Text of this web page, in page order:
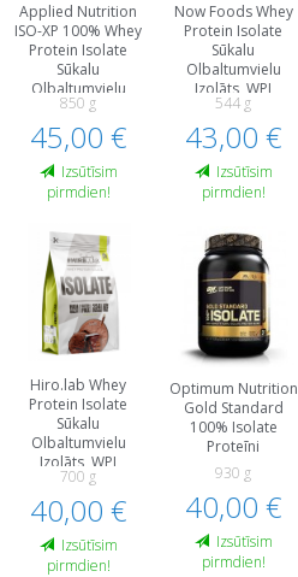
Applied Nutrition
ISO-XP 100% Whey
Protein Isolate
Sūkalu
Olbaltumvielu
Izolāts, WPI
Proteīni
850 g
45,00 €
Izsūtīsim
pirmdien!
Now Foods Whey
Protein Isolate
Sūkalu
Olbaltumvielu
Izolāts, WPI
Proteīni
544 g
43,00 €
Izsūtīsim
pirmdien!
Hiro.lab Whey
Protein Isolate
Sūkalu
Olbaltumvielu
Izolāts, WPI
Proteīni
700 g
40,00 €
Izsūtīsim
pirmdien!
Optimum Nutrition
Gold Standard
100% Isolate
Proteīni
930 g
40,00 €
Izsūtīsim
pirmdien!